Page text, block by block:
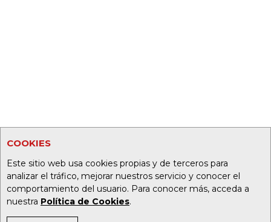
COOKIES
Este sitio web usa cookies propias y de terceros para
analizar el tráfico, mejorar nuestros servicio y conocer el
comportamiento del usuario. Para conocer más, acceda a
nuestra Política de Cookies.